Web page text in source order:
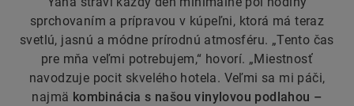
sprchovaním a prípravou v kúpeľni, ktorá má teraz
svetlú, jasnú a módne prírodnú atmosféru. „Tento čas
pre mňa veľmi potrebujem,“ hovorí. „Miestnosť
navodzuje pocit skvelého hotela. Veľmi sa mi páči,
najmä kombinácia s našou vinylovou podlahou –